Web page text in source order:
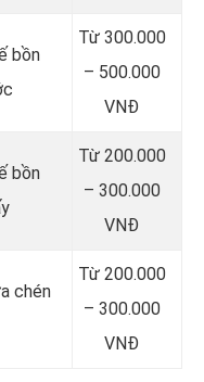
bồn
Từ 300.000
– 500.000
VNĐ
bồn
Từ 200.000
– 300.000
VNĐ
chén
Từ 200.000
– 300.000
VNĐ